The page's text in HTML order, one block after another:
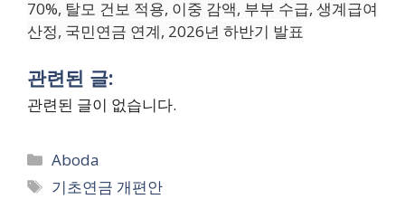
70%, 탈모 건보 적용, 이중 감액, 부부 수급, 생계급여
산정, 국민연금 연계, 2026년 하반기 발표
관련된 글:
관련된 글이 없습니다.
Categories
Aboda
Tags
기초연금 개편안